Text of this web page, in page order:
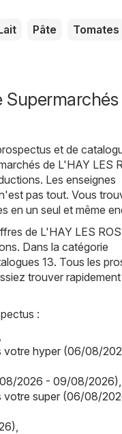
Pâte
Tomates
Supermarchés
et de
de L'HAY LES
Les enseignes
pas tout. Vous
en un seul et même
de L'HAY LES
Dans la catégorie
13. Tous les
trouver
:
votre hyper (06/08/
2026 - 09/08/2026)
votre super (06/08/